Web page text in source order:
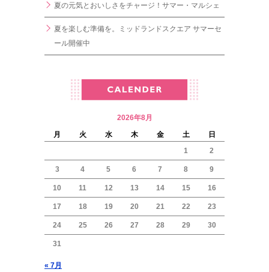
夏の元気とおいしさをチャージ！サマー・マルシェ
夏を楽しむ準備を。ミッドランドスクエア サマーセ
ール開催中
2026年8月
月
火 水 木 金 土
日
1
2
3 4 5 6 7 8 9
10 11 12 13 14 15 16
17 18 19 20 21 22 23
24 25 26 27 28 29 30
31
« 7月